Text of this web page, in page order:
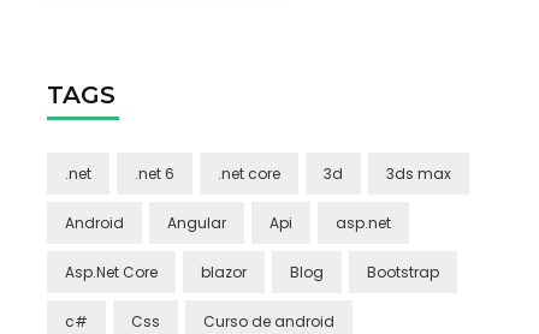
TAGS
.net .net 6 .net core 3d 3ds max
Android Angular Api asp.net
Asp.Net Core blazor Blog Bootstrap
c# Css Curso de android